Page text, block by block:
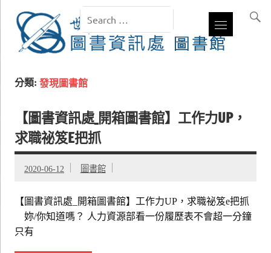
分類: 發現圖書館
【圖書資訊處_開箱圖書館】工作力UP，
求職祕笈E把抓
2020-06-12 圖書館
【圖書資訊處_開箱圖書館】工作力UP，求職祕笈e把抓
妳/你知道嗎？ 人力資源部看一份履歷表不會超一分鐘
只有